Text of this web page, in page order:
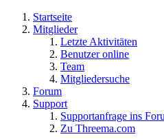
Startseite
Mitglieder
Letzte Aktivitäten
Benutzer online
Team
Mitgliedersuche
Forum
Support
Supportanfrage ins
Zu Threema.com